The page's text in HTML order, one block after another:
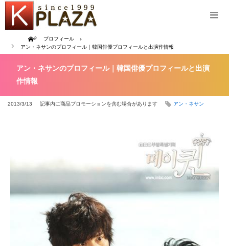
Home
プロフィール
アン・ネサンのプロフィール｜韓国俳優プロフィールと出演作情報
アン・ネサンのプロフィール｜韓国俳優プロフィールと出演
作情報
2013/3/13 記事内に商品プロモーションを含む場合があります アン・ネサン